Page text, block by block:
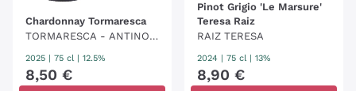
Chardonnay Tormaresca
TORMARESCA - ANTINOR
I
2025 75 cl | 12.5%
8,50 €
Pinot Grigio 'Le Marsure'
Teresa Raiz
RAIZ TERESA
2024 75 cl | 13%
8,90 €